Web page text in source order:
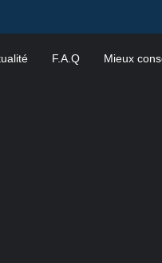
F.A.Q Mieux